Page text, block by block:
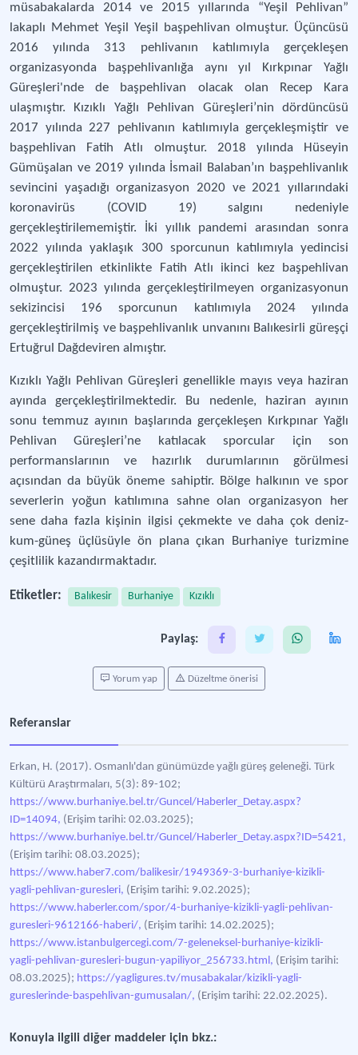
müsabakalarda 2014 ve 2015 yıllarında “Yeşil Pehlivan”
lakaplı Mehmet Yeşil Yeşil başpehlivan olmuştur. Üçüncüsü
2016 yılında 313 pehlivanın katılımıyla gerçekleşen
organizasyonda başpehlivanlığa aynı yıl Kırkpınar Yağlı
Güreşleri'nde de başpehlivan olacak olan Recep Kara
ulaşmıştır. Kızıklı Yağlı Pehlivan Güreşleri’nin dördüncüsü
2017 yılında 227 pehlivanın katılımıyla gerçekleşmiştir ve
başpehlivan Fatih Atlı olmuştur. 2018 yılında Hüseyin
Gümüşalan ve 2019 yılında İsmail Balaban’ın başpehlivanlık
sevincini yaşadığı organizasyon 2020 ve 2021 yıllarındaki
koronavirüs (COVID 19) salgını nedeniyle
gerçekleştirilememiştir. İki yıllık pandemi arasından sonra
2022 yılında yaklaşık 300 sporcunun katılımıyla yedincisi
gerçekleştirilen etkinlikte Fatih Atlı ikinci kez başpehlivan
olmuştur. 2023 yılında gerçekleştirilmeyen organizasyonun
sekizincisi 196 sporcunun katılımıyla 2024 yılında
gerçekleştirilmiş ve başpehlivanlık unvanını Balıkesirli güreşçi
Ertuğrul Dağdeviren almıştır.
Kızıklı Yağlı Pehlivan Güreşleri genellikle mayıs veya haziran
ayında gerçekleştirilmektedir. Bu nedenle, haziran ayının
sonu temmuz ayının başlarında gerçekleşen Kırkpınar Yağlı
Pehlivan Güreşleri’ne katılacak sporcular için son
performanslarının ve hazırlık durumlarının görülmesi
açısından da büyük öneme sahiptir. Bölge halkının ve spor
severlerin yoğun katılımına sahne olan organizasyon her
sene daha fazla kişinin ilgisi çekmekte ve daha çok deniz-
kum-güneş üçlüsüyle ön plana çıkan Burhaniye turizmine
çeşitlilik kazandırmaktadır.
Etiketler: Balıkesir Burhaniye Kızıklı
Paylaş:
Yorum yap Düzeltme önerisi
Referanslar
Erkan, H. (2017). Osmanlı'dan günümüzde yağlı güreş geleneği. Türk
Kültürü Araştırmaları, 5(3): 89-102;
https://www.burhaniye.bel.tr/Guncel/Haberler_Detay.aspx?
ID=14094, (Erişim tarihi: 02.03.2025);
https://www.burhaniye.bel.tr/Guncel/Haberler_Detay.aspx?ID=5421,
(Erişim tarihi: 08.03.2025);
https://www.haber7.com/balikesir/1949369-3-burhaniye-kizikli-
yagli-pehlivan-guresleri, (Erişim tarihi: 9.02.2025);
https://www.haberler.com/spor/4-burhaniye-kizikli-yagli-pehlivan-
guresleri-9612166-haberi/, (Erişim tarihi: 14.02.2025);
https://www.istanbulgercegi.com/7-geleneksel-burhaniye-kizikli-
yagli-pehlivan-guresleri-bugun-yapiliyor_256733.html, (Erişim tarihi:
08.03.2025); https://yagligures.tv/musabakalar/kizikli-yagli-
gureslerinde-baspehlivan-gumusalan/, (Erişim tarihi: 22.02.2025).
Konuyla ilgili diğer maddeler için bkz.: